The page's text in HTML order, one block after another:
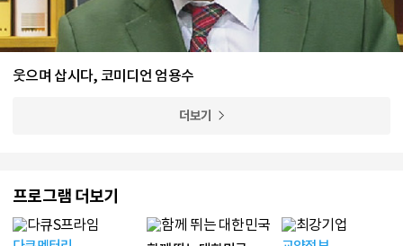
웃으며 삽시다, 코미디언 엄용수
더보기
프로그램 더보기